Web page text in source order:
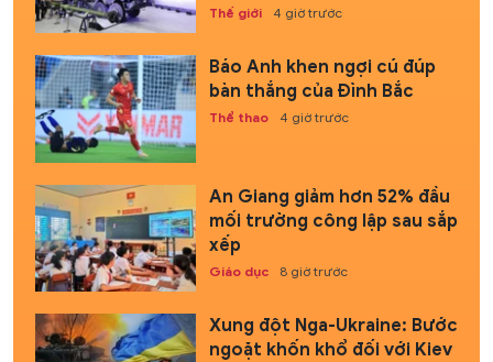
Thế giới 4 giờ trước
Báo Anh khen ngợi cú đúp
bàn thắng của Đình Bắc
Thể thao 4 giờ trước
An Giang giảm hơn 52% đầu
mối trường công lập sau sắp
xếp
Giáo dục 8 giờ trước
Xung đột Nga-Ukraine: Bước
ngoặt khốn khổ đối với Kiev